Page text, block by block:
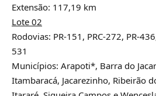
Extensão: 117,19 km
Lote 02
Rodovias: PR-151, PRC-272, PR-
531
Municípios: Arapoti*, Barra do
Itambaracá, Jacarezinho, Ribeirão